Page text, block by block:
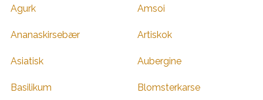
Agurk Amsoi
Ananaskirsebær Artiskok
Asiatisk Aubergine
Basilikum Blomsterkarse